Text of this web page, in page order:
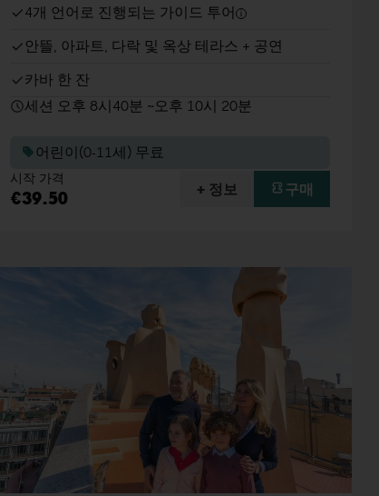
4개 언어로 진행되는 가이드 투어
안뜰, 아파트, 다락 및 옥상 테라스 + 공연
카바 한 잔
세션 오후 8시40분 ~오후 10시 20분
어린이(0-11세) 무료
시작 가격
€39.50 + 정보 구매